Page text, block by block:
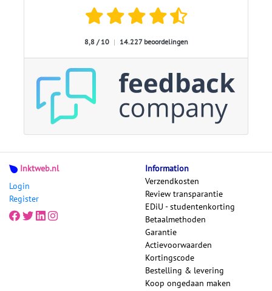
8,8 / 10 | 14.227 beoordelingen
Inktweb.nl
Login
Register
Information
Verzendkosten
Review transparantie
EDiU - studentenkorting
Betaalmethoden
Garantie
Actievoorwaarden
Kortingscode
Bestelling & levering
Koop ongedaan maken